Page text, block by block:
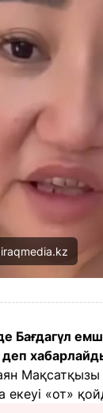
Бағдагүл
екеуі «от»